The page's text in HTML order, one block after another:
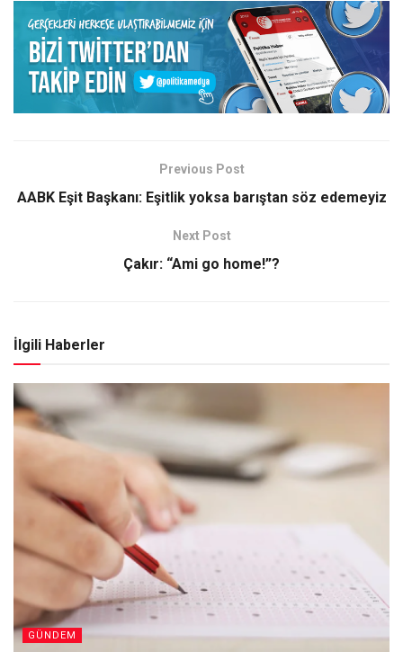
Previous Post
AABK Eşit Başkanı: Eşitlik yoksa barıştan söz edemeyiz
Next Post
Çakır: “Ami go home!”?
İlgili Haberler
GÜNDEM